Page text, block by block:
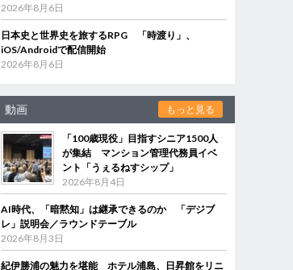
2026年8月6日
日本史と世界史を旅するRPG 「時渡り」、
iOS/Androidで配信開始
2026年8月6日
動画 もっと見る
「100歳現役」目指すシニア1500人
が集結 マンション管理代務員イベ
ント「うぇるねすシップ」
2026年8月4日
AI時代、「暗黙知」は継承できるのか 「デジブ
レ」説明会／ラウンドテーブル
2026年8月3日
紀伊勝浦の魅力を堪能 ホテル浦島、日昇館をリニ